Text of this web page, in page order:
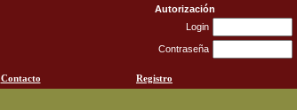
Autorización
Login
Contraseña
Contacto
Registro